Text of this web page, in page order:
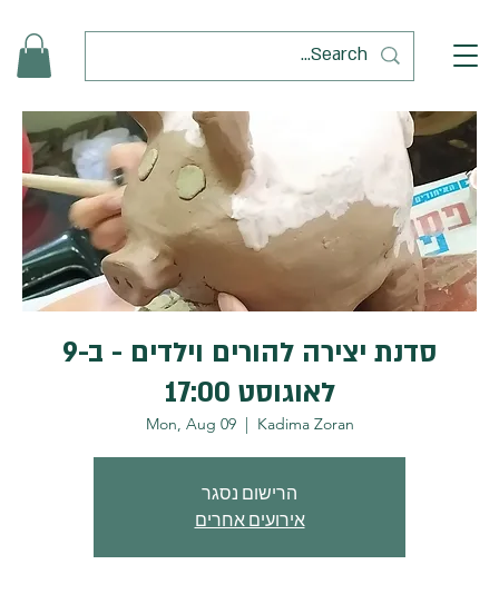
סדנת יצירה להורים וילדים - ב-9
לאוגוסט 17:00
Mon, Aug 09
  |
Kadima Zoran
הרישום נסגר
אירועים אחרים